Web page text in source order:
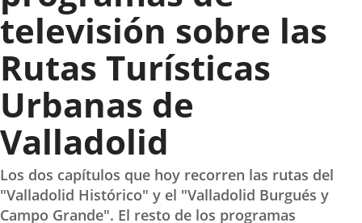
televisión sobre las
Rutas Turísticas
Urbanas de
Valladolid
Los dos capítulos que hoy recorren las rutas del
"Valladolid Histórico" y el "Valladolid Burgués y
Campo Grande". El resto de los programas